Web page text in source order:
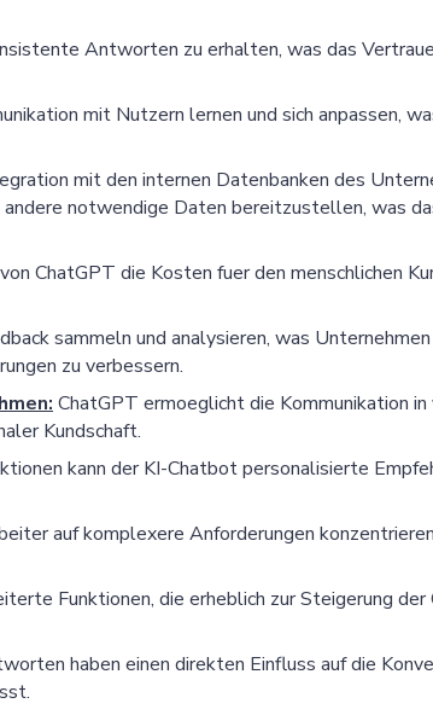
Antworten zu erhalten, was das
mit Nutzern lernen und sich anpassen,
mit den internen Datenbanken des
notwendige Daten bereitzustellen, was
ChatGPT die Kosten fuer den menschlichen
sammeln und analysieren, was
zu verbessern.
ChatGPT ermoeglicht die Kommunikation
Kundschaft.
kann der KI-Chatbot personalisierte
auf komplexere Anforderungen
Funktionen, die erheblich zur Steigerung
haben einen direkten Einfluss auf die